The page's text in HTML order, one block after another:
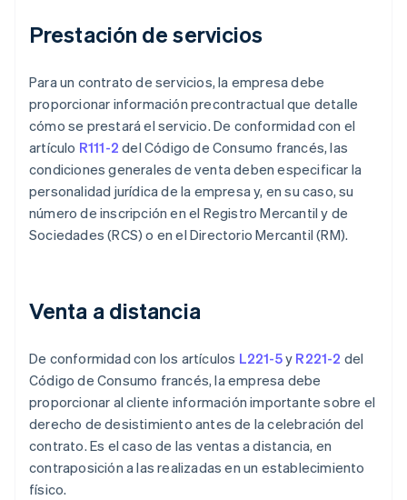
Prestación de servicios
Para un contrato de servicios, la empresa debe
proporcionar información precontractual que detalle
cómo se prestará el servicio. De conformidad con el
artículo R111-2 del Código de Consumo francés, las
condiciones generales de venta deben especificar la
personalidad jurídica de la empresa y, en su caso, su
número de inscripción en el Registro Mercantil y de
Sociedades (RCS) o en el Directorio Mercantil (RM).
Venta a distancia
De conformidad con los artículos L221-5y R221-2 del
Código de Consumo francés, la empresa debe
proporcionar al cliente información importante sobre el
derecho de desistimiento antes de la celebración del
contrato. Es el caso de las ventas a distancia, en
contraposición a las realizadas en un establecimiento
físico.